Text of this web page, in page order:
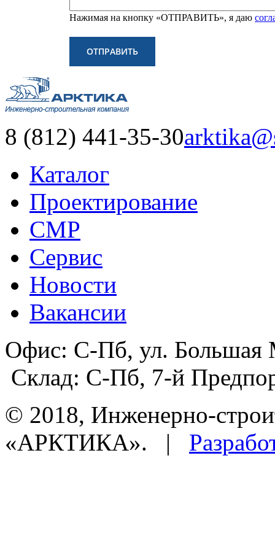
Нажимая на кнопку «ОТПРАВИТЬ», я даю
8 (812) 441-35-30
Каталог
Проектирование
СМР
Сервис
Новости
Вакансии
Офис: С-Пб, ул.
Склад: С-Пб, 7-й
© 2018, Инженерно-
«АРКТИКА». |